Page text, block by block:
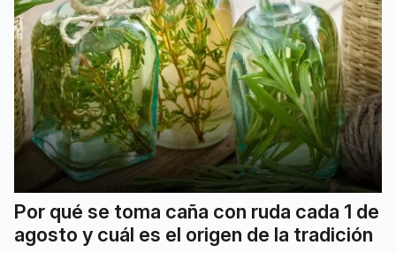
Por qué se toma caña con ruda cada 1 de
agosto y cuál es el origen de la tradición